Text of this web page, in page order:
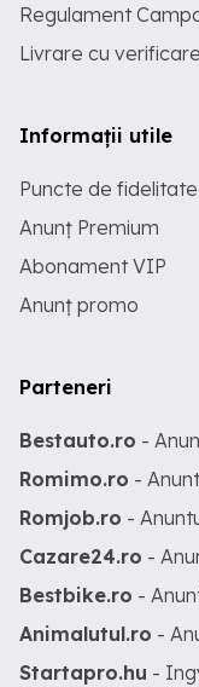
Regulament
Livrare cu
Informații utile
Puncte de fidelitate
Anunț Premium
Abonament VIP
Anunț promo
Parteneri
Bestauto.ro -
Romimo.ro -
Romjob.ro -
Cazare24.ro -
Bestbike.ro -
Animalutul.ro -
Startapro.hu -